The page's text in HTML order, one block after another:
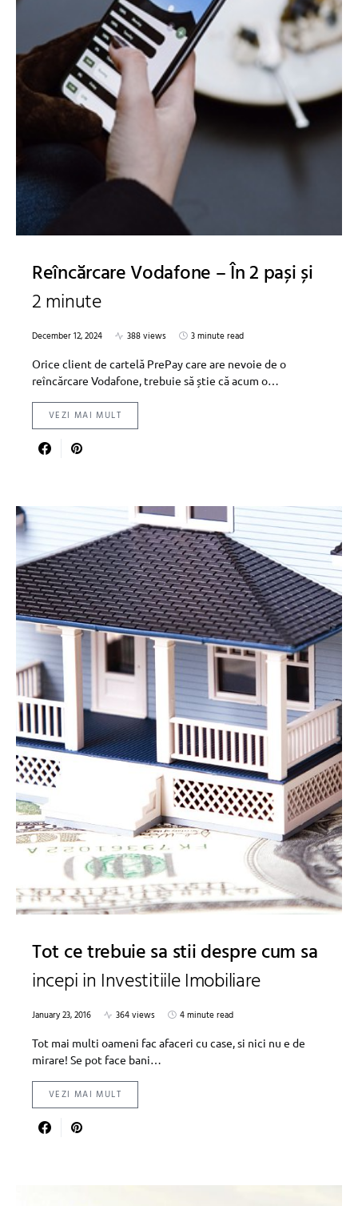
Reîncărcare Vodafone – În 2 pași și
2 minute
December 12, 2024 388 views
3 minute read
Orice client de cartelă PrePay care are nevoie de o
reîncărcare Vodafone, trebuie să știe că acum o…
VEZI MAI MULT
Tot ce trebuie sa stii despre cum sa
incepi in Investitiile Imobiliare
January 23, 2016 364 views
4 minute read
Tot mai multi oameni fac afaceri cu case, si nici nu e de
mirare! Se pot face bani…
VEZI MAI MULT